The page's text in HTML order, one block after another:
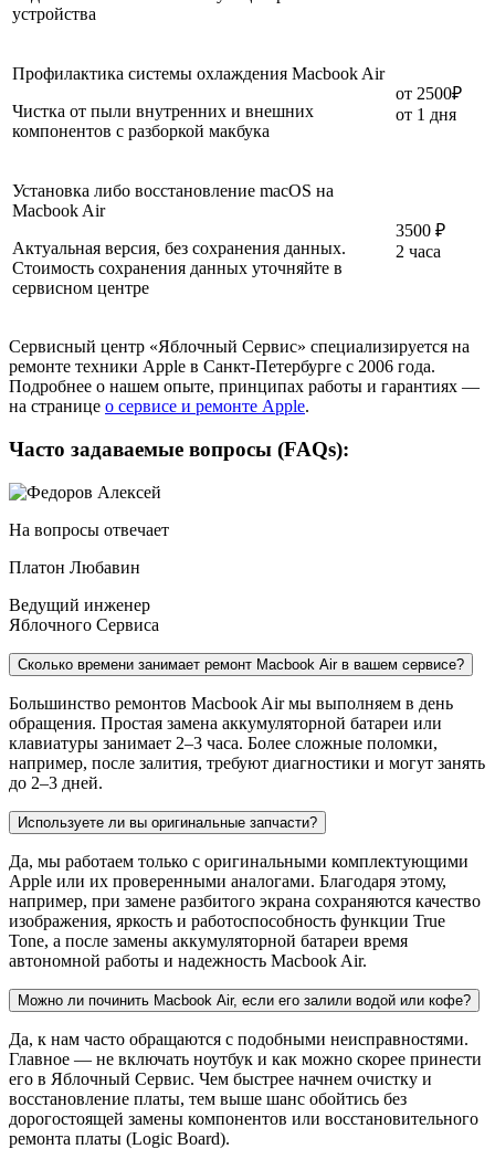
устройства
Профилактика системы охлаждения Macbook Air
Чистка от пыли внутренних и внешних
компонентов с разборкой макбука
от 2500₽
от 1 дня
Установка либо восстановление macOS на
Macbook Air
Актуальная версия, без сохранения данных.
Стоимость сохранения данных уточняйте в
сервисном центре
3500 ₽
2 часа
Сервисный центр «Яблочный Сервис» специализируется на
ремонте техники Apple в Санкт-Петербурге с 2006 года.
Подробнее о нашем опыте, принципах работы и гарантиях —
на странице о сервисе и ремонте Apple.
Часто задаваемые вопросы (FAQs):
На вопросы отвечает
Платон Любавин
Ведущий инженер
Яблочного Сервиса
Сколько времени занимает ремонт Macbook Air в вашем сервисе?
Большинство ремонтов Macbook Air мы выполняем в день
обращения. Простая замена аккумуляторной батареи или
клавиатуры занимает 2–3 часа. Более сложные поломки,
например, после залития, требуют диагностики и могут занять
до 2–3 дней.
Используете ли вы оригинальные запчасти?
Да, мы работаем только с оригинальными комплектующими
Apple или их проверенными аналогами. Благодаря этому,
например, при замене разбитого экрана сохраняются качество
изображения, яркость и работоспособность функции True
Tone, а после замены аккумуляторной батареи время
автономной работы и надежность Macbook Air.
Можно ли починить Macbook Air, если его залили водой или кофе?
Да, к нам часто обращаются с подобными неисправностями.
Главное — не включать ноутбук и как можно скорее принести
его в Яблочный Сервис. Чем быстрее начнем очистку и
восстановление платы, тем выше шанс обойтись без
дорогостоящей замены компонентов или восстановительного
ремонта платы (Logic Board).